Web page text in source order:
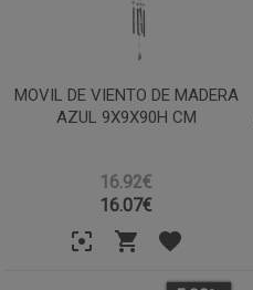
MOVIL DE VIENTO DE MADERA
AZUL 9X9X90H CM
16.92€
16.07€